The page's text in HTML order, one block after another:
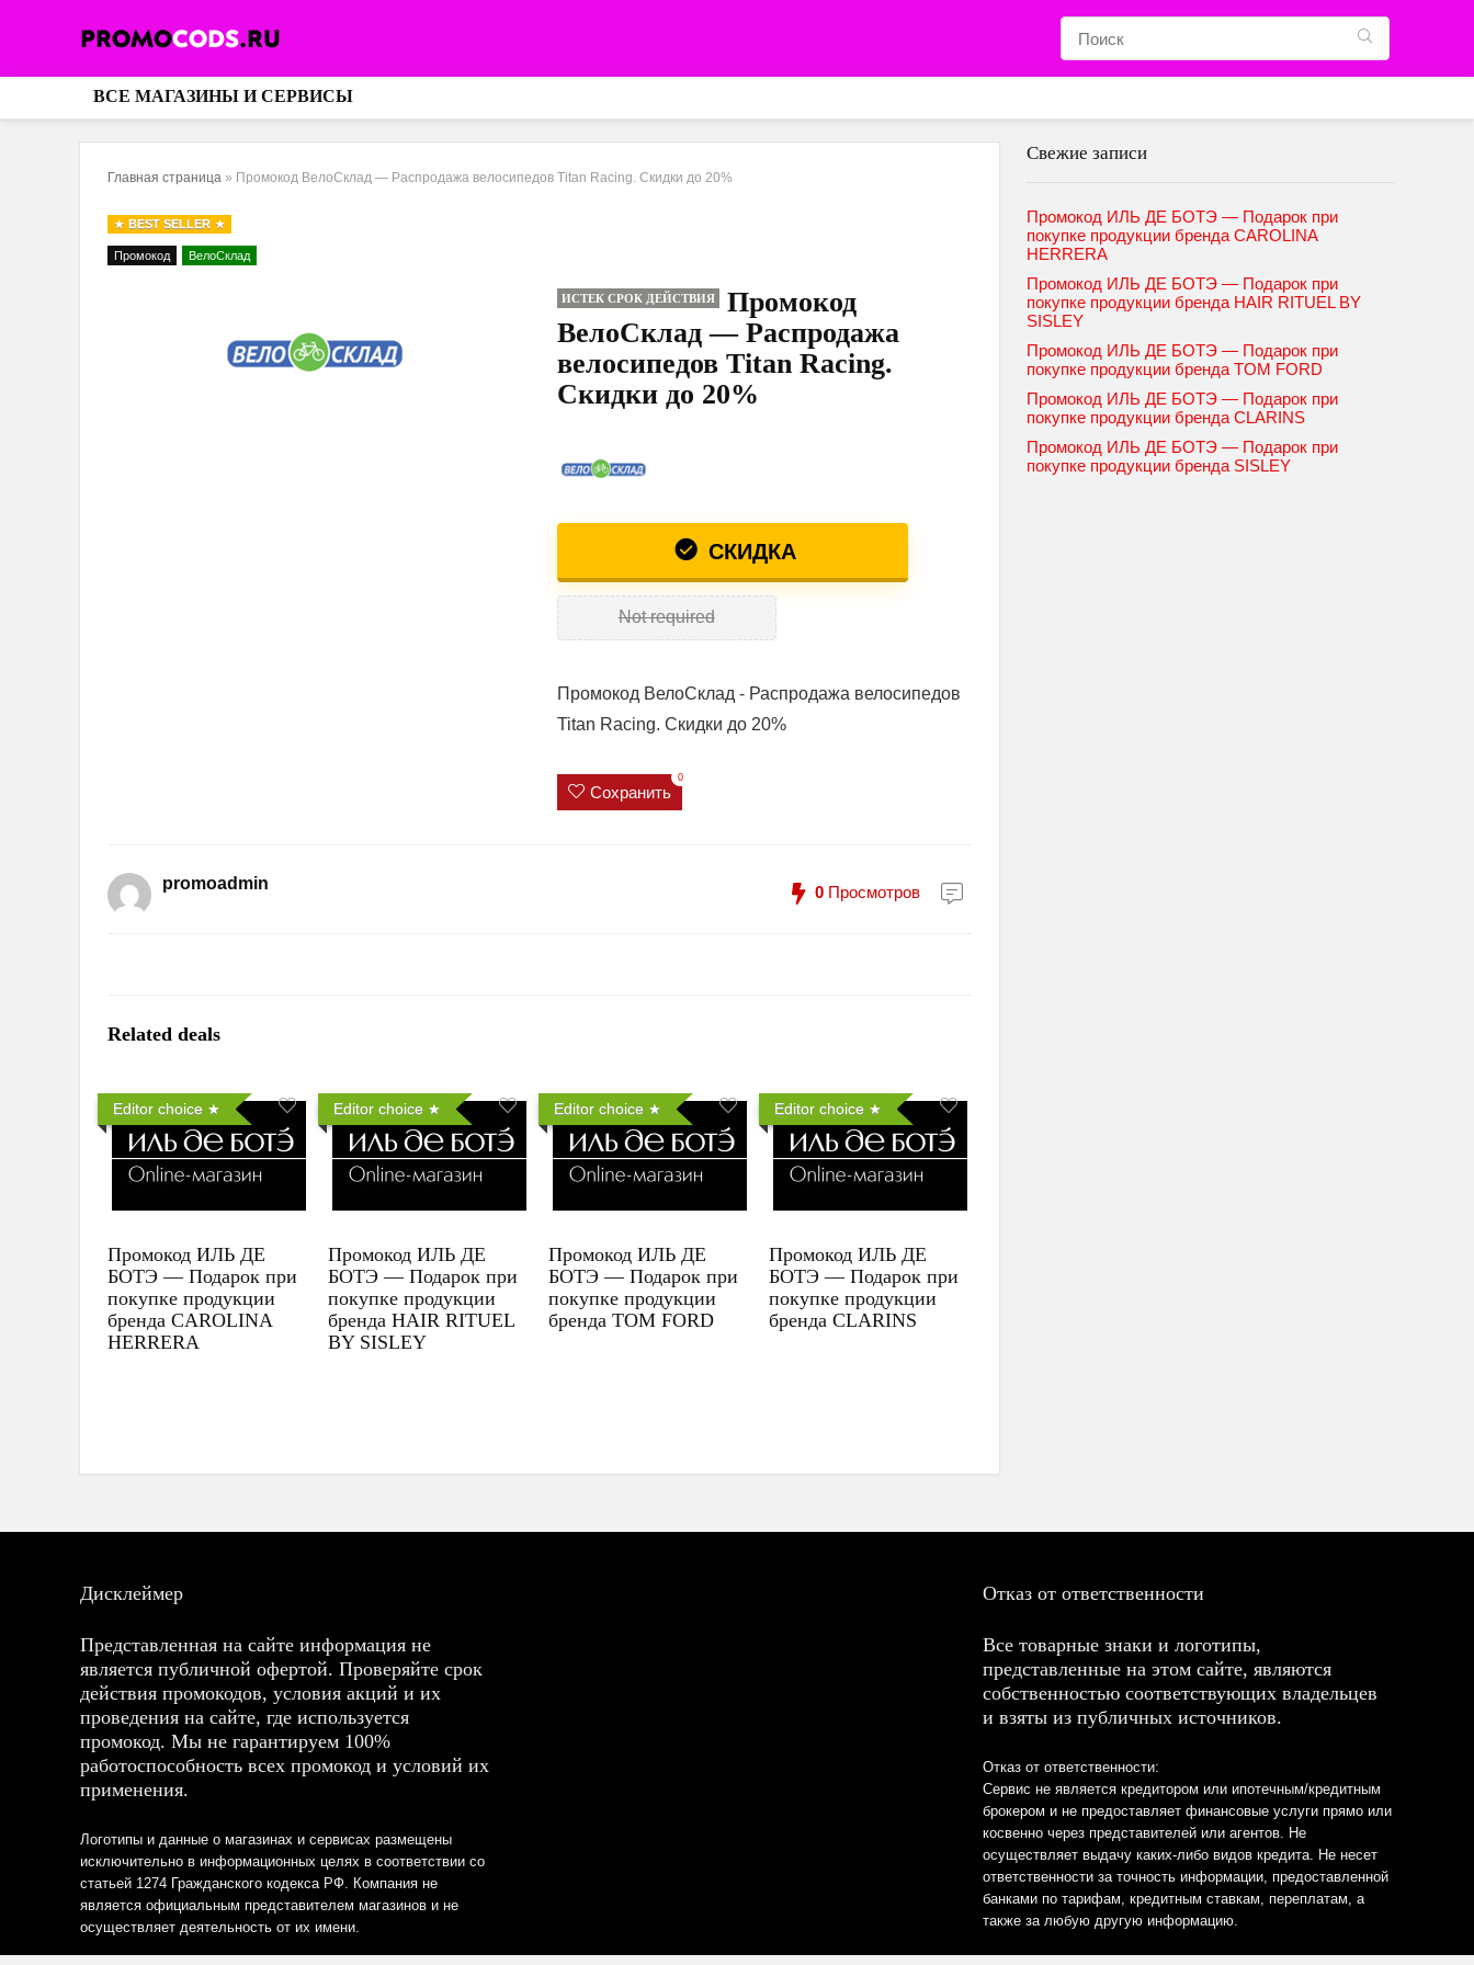
ВСЕ МАГАЗИНЫ И СЕРВИСЫ
Главная страница » Промокод ВелоСклад — Распродажа велосипедов Titan Racing. Скидки до 20%
BEST SELLER
Промокод ВелоСклад
ИСТЕК СРОК ДЕЙСТВИЯ
Промокод
ВелоСклад — Распродажа
велосипедов Titan Racing.
Скидки до 20%
СКИДКА
Not required
Промокод ВелоСклад - Распродажа велосипедов
Titan Racing. Скидки до 20%
Сохранить
0
promoadmin 0 Просмотров
Related deals
Editor choice
Промокод ИЛЬ ДЕ
БОТЭ — Подарок при
покупке продукции
бренда CAROLINA
HERRERA
Editor choice
Промокод ИЛЬ ДЕ
БОТЭ — Подарок при
покупке продукции
бренда HAIR RITUEL
BY SISLEY
Editor choice
Промокод ИЛЬ ДЕ
БОТЭ — Подарок при
покупке продукции
бренда TOM FORD
Editor choice
Промокод ИЛЬ ДЕ
БОТЭ — Подарок при
покупке продукции
бренда CLARINS
Свежие записи
Промокод ИЛЬ ДЕ БОТЭ — Подарок при
покупке продукции бренда CAROLINA
HERRERA
Промокод ИЛЬ ДЕ БОТЭ — Подарок при
покупке продукции бренда HAIR RITUEL BY
SISLEY
Промокод ИЛЬ ДЕ БОТЭ — Подарок при
покупке продукции бренда TOM FORD
Промокод ИЛЬ ДЕ БОТЭ — Подарок при
покупке продукции бренда CLARINS
Промокод ИЛЬ ДЕ БОТЭ — Подарок при
покупке продукции бренда SISLEY
Дисклеймер
Представленная на сайте информация не
является публичной офертой. Проверяйте срок
действия промокодов, условия акций и их
проведения на сайте, где используется
промокод. Мы не гарантируем 100%
работоспособность всех промокод и условий их
применения.
Логотипы и данные о магазинах и сервисах размещены
исключительно в информационных целях в соответствии со
статьей 1274 Гражданского кодекса РФ. Компания не
является официальным представителем магазинов и не
осуществляет деятельность от их имени.
Отказ от ответственности
Все товарные знаки и логотипы,
представленные на этом сайте, являются
собственностью соответствующих владельцев
и взяты из публичных источников.
Отказ от ответственности:
Сервис не является кредитором или ипотечным/кредитным
брокером и не предоставляет финансовые услуги прямо или
косвенно через представителей или агентов. Не
осуществляет выдачу каких-либо видов кредита. Не несет
ответственности за точность информации, предоставленной
банками по тарифам, кредитным ставкам, переплатам, а
также за любую другую информацию.